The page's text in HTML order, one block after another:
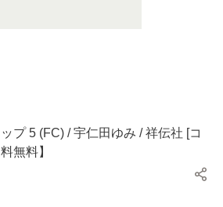
プ 5 (FC) / 宇仁田ゆみ / 祥伝社 [コ
無料】